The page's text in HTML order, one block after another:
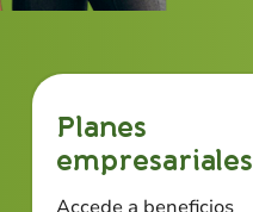
Planes
empresariales